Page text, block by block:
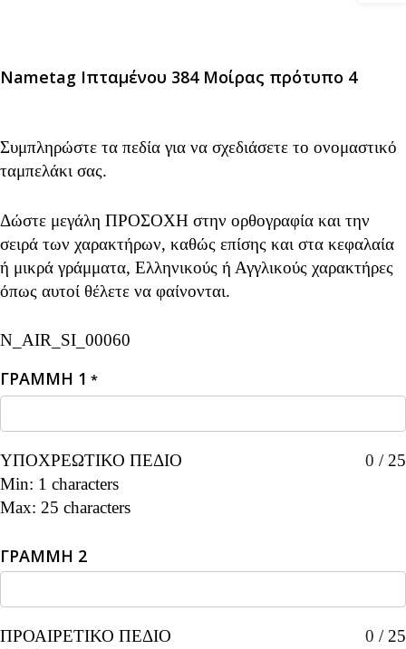
Nametag Ιπταμένου 384 Μοίρας πρότυπο 4
Συμπληρώστε τα πεδία για να σχεδιάσετε το ονομαστικό
ταμπελάκι σας.
Δώστε μεγάλη ΠΡΟΣΟΧΗ στην ορθογραφία και την
σειρά των χαρακτήρων, καθώς επίσης και στα κεφαλαία
ή μικρά γράμματα, Ελληνικούς ή Αγγλικούς χαρακτήρες
όπως αυτοί θέλετε να φαίνονται.
N_AIR_SI_00060
ΓΡΑΜΜΗ 1 *
0 / 25
ΥΠΟΧΡΕΩΤΙΚΟ ΠΕΔΙΟ
Min: 1 characters
Max: 25 characters
ΓΡΑΜΜΗ 2
0 / 25
ΠΡΟΑΙΡΕΤΙΚΟ ΠΕΔΙΟ